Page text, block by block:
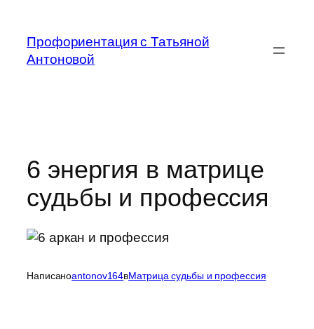
содержимому
Профориентация с Татьяной
Антоновой
6 энергия в матрице
судьбы и профессия
Написаноantonov164вМатрица судьбы и профессия